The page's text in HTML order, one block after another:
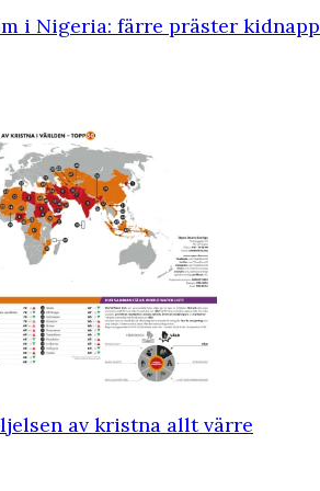
i Nigeria: färre präster
av kristna allt värre